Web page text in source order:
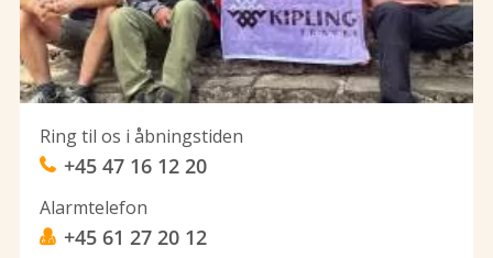
Ring til os i åbningstiden
+45 47 16 12 20
Alarmtelefon
+45 61 27 20 12